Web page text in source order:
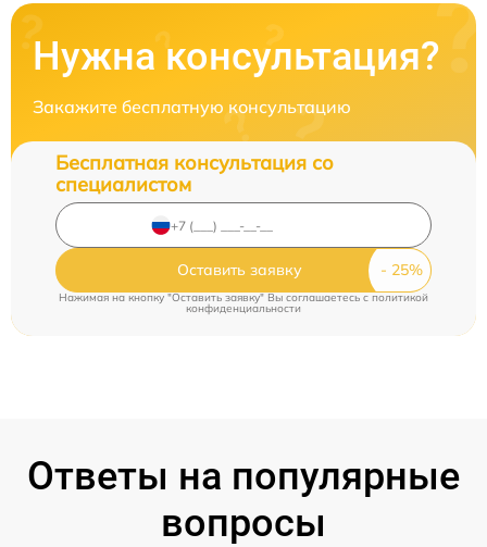
Нужна консультация?
Закажите бесплатную консультацию
Бесплатная консультация со
специалистом
Оставить заявку
Нажимая на кнопку "Оставить заявку" Вы соглашаетесь cполитикой
конфиденциальности
Ответы на популярные
вопросы